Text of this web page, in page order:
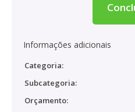
Informações adicionais
Categoria:
Subcategoria:
Orçamento: